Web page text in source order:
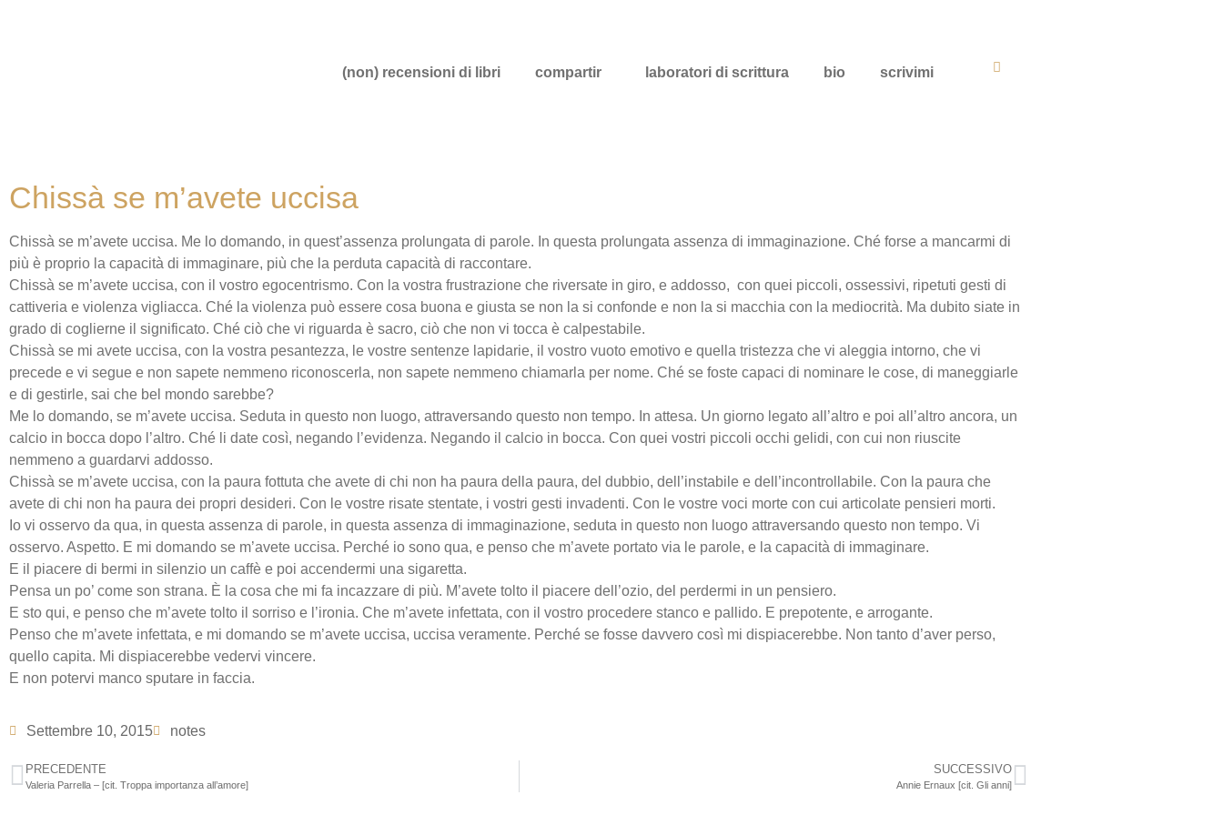
(non) recensioni di libri compartir laboratori di scrittura bio scrivimi
Chissà se m’avete uccisa
Chissà se m’avete uccisa. Me lo domando, in quest’assenza prolungata di parole. In questa prolungata assenza di immaginazione. Ché forse a mancarmi di
più è proprio la capacità di immaginare, più che la perduta capacità di raccontare.
Chissà se m’avete uccisa, con il vostro egocentrismo. Con la vostra frustrazione che riversate in giro, e addosso, con quei piccoli, ossessivi, ripetuti gesti di
cattiveria e violenza vigliacca. Ché la violenza può essere cosa buona e giusta se non la si confonde e non la si macchia con la mediocrità. Ma dubito siate in
grado di coglierne il significato. Ché ciò che vi riguarda è sacro, ciò che non vi tocca è calpestabile.
Chissà se mi avete uccisa, con la vostra pesantezza, le vostre sentenze lapidarie, il vostro vuoto emotivo e quella tristezza che vi aleggia intorno, che vi
precede e vi segue e non sapete nemmeno riconoscerla, non sapete nemmeno chiamarla per nome. Ché se foste capaci di nominare le cose, di maneggiarle
e di gestirle, sai che bel mondo sarebbe?
Me lo domando, se m’avete uccisa. Seduta in questo non luogo, attraversando questo non tempo. In attesa. Un giorno legato all’altro e poi all’altro ancora, un
calcio in bocca dopo l’altro. Ché li date così, negando l’evidenza. Negando il calcio in bocca. Con quei vostri piccoli occhi gelidi, con cui non riuscite
nemmeno a guardarvi addosso.
Chissà se m’avete uccisa, con la paura fottuta che avete di chi non ha paura della paura, del dubbio, dell’instabile e dell’incontrollabile. Con la paura che
avete di chi non ha paura dei propri desideri. Con le vostre risate stentate, i vostri gesti invadenti. Con le vostre voci morte con cui articolate pensieri morti.
Io vi osservo da qua, in questa assenza di parole, in questa assenza di immaginazione, seduta in questo non luogo attraversando questo non tempo. Vi
osservo. Aspetto. E mi domando se m’avete uccisa. Perché io sono qua, e penso che m’avete portato via le parole, e la capacità di immaginare.
E il piacere di bermi in silenzio un caffè e poi accendermi una sigaretta.
Pensa un po’ come son strana. È la cosa che mi fa incazzare di più. M’avete tolto il piacere dell’ozio, del perdermi in un pensiero.
E sto qui, e penso che m’avete tolto il sorriso e l’ironia. Che m’avete infettata, con il vostro procedere stanco e pallido. E prepotente, e arrogante.
Penso che m’avete infettata, e mi domando se m’avete uccisa, uccisa veramente. Perché se fosse davvero così mi dispiacerebbe. Non tanto d’aver perso,
quello capita. Mi dispiacerebbe vedervi vincere.
E non potervi manco sputare in faccia.
Settembre 10, 2015 notes
PRECEDENTE
Valeria Parrella – [cit. Troppa importanza all’amore]
SUCCESSIVO
Annie Ernaux [cit. Gli anni]